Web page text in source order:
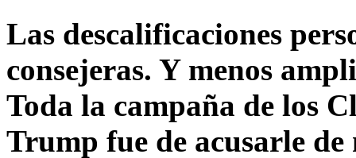
Las descalificaciones
consejeras. Y menos
Toda la campaña de los
Trump fue de acusarle